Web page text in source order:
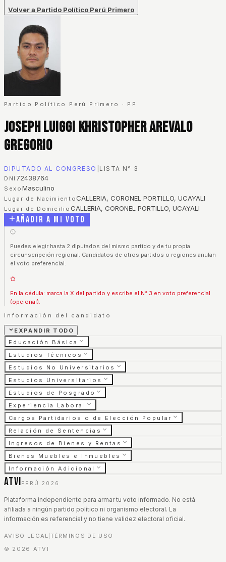
Volver a Partido Político Perú Primero
Partido Político Perú Primero · PP
Joseph Luiggi Khristopher Arevalo
Gregorio
DIPUTADO AL CONGRESO LISTA N° 3
DNI 72438764
Sexo Masculino
Lugar de NacimientoCALLERIA, CORONEL PORTILLO, UCAYALI
Lugar de Domicilio CALLERIA, CORONEL PORTILLO, UCAYALI
Añadir a mi voto
Puedes elegir hasta 2 diputados del mismo partido y de tu propia
circunscripción regional. Candidatos de otros partidos o regiones anulan
el voto preferencial.
En la cédula: marca la X del partido y escribe el N° 3 en voto preferencial
(opcional).
Información del candidato
EXPANDIR TODO
Educación Básica
Estudios Técnicos
Estudios No Universitarios
Estudios Universitarios
Estudios de Posgrado
Experiencia Laboral
Cargos Partidarios o de Elección Popular
Relación de Sentencias
Ingresos de Bienes y Rentas
Bienes Muebles e Inmuebles
Información Adicional
ATVI PERÚ 2026
Plataforma independiente para armar tu voto informado. No está
afiliada a ningún partido político ni organismo electoral. La
información es referencial y no tiene validez electoral oficial.
AVISO LEGAL TÉRMINOS DE USO
© 2026 ATVI